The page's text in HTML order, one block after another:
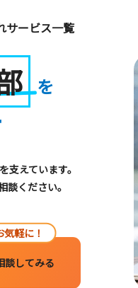
サービス一覧
を
支えています。
ください。
気軽に！
談してみる